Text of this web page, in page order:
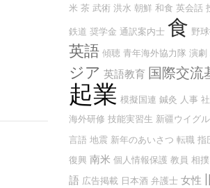
米 茶 武術 洪水 朝鮮 和食 英会話
鉄道 奨学金 通訳案内士 食 野
英語 傾聴 青年海外協力隊 演劇
ジア 英語教育 国際交流
起業 模擬国連 鍼灸 人事
海外研修 技能実習生 新疆ウイグ
言語 地震 新年のあいさつ 転職 指
復興 南米 個人情報保護 教員 相撲
語 広告掲載 日本酒 弁護士 女性